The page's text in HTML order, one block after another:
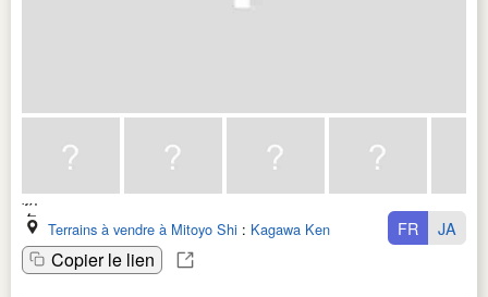
Terrains à vendre à Mitoyo Shi : Kagawa Ken
Copier le lien
FR JA